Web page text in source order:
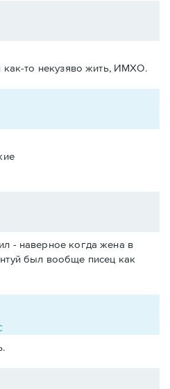
как-то некузяво жить, ИМХО.
- наверное когда жена в
был вообще писец как